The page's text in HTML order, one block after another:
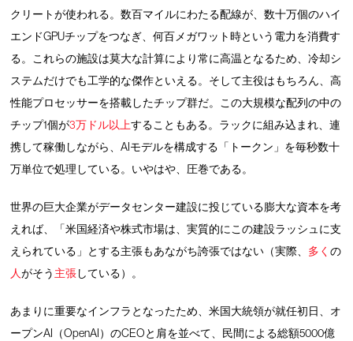
クリートが使われる。数百マイルにわたる配線が、数十万個のハイ
エンドGPUチップをつなぎ、何百メガワット時という電力を消費す
る。これらの施設は莫大な計算により常に高温となるため、冷却シ
ステムだけでも工学的な傑作といえる。そして主役はもちろん、高
性能プロセッサーを搭載したチップ群だ。この大規模な配列の中の
チップ1個が3万ドル以上することもある。ラックに組み込まれ、連
携して稼働しながら、AIモデルを構成する「トークン」を毎秒数十
万単位で処理している。いやはや、圧巻である。
世界の巨大企業がデータセンター建設に投じている膨大な資本を考
えれば、「米国経済や株式市場は、実質的にこの建設ラッシュに支
えられている」とする主張もあながち誇張ではない（実際、 多くの
人がそう 主張している）。
あまりに重要なインフラとなったため、米国大統領が就任初日、オ
ープンAI（OpenAI）のCEOと肩を並べて、民間による総額5000億